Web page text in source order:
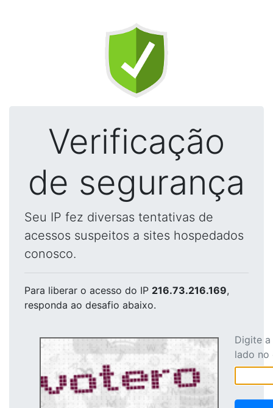
Verificação
de segurança
Seu IP fez diversas tentativas de
acessos suspeitos a sites hospedados
conosco.
Para liberar o acesso do IP 216.73.216.169,
responda ao desafio abaixo.
Digite
lado no